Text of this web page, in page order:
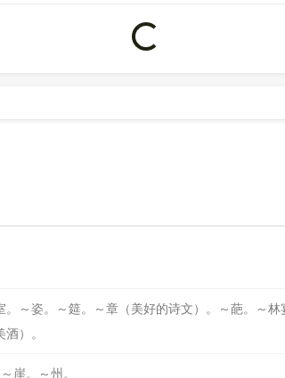
2504。Loading...
。～姿。～筵。～章（美好的诗文）。～葩。～
）。
～崖。～州。